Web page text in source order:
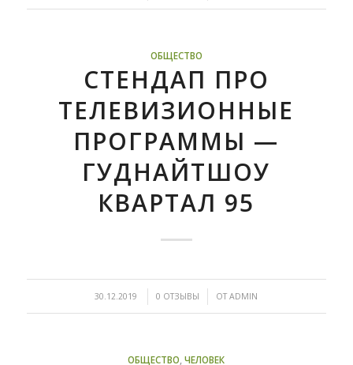
ОБЩЕСТВО
СТЕНДАП ПРО
ТЕЛЕВИЗИОННЫЕ
ПРОГРАММЫ —
ГУДНАЙТШОУ
КВАРТАЛ 95
30.12.2019
/ 0 ОТЗЫВЫ
/ ОТADMIN
ОБЩЕСТВО ,ЧЕЛОВЕК